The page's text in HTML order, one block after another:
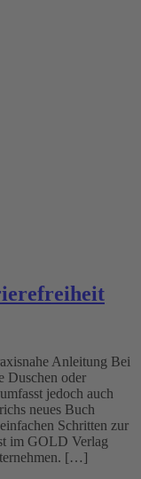
Anleitung Bei
Duschen oder
jedoch auch
neues Buch
Schritten zur
im GOLD Verlag
[…]